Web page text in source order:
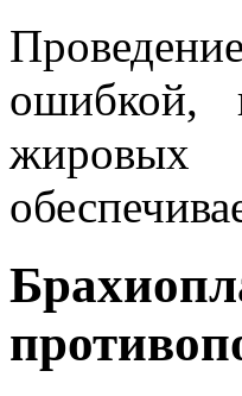
ошибкой,
жировых